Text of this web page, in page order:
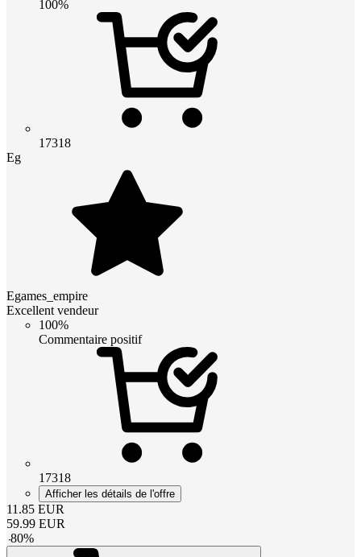
100%
17318
Eg
Egames_empire
Excellent vendeur
100%
Commentaire positif
17318
Afficher les détails de l'offre
11.85 EUR
59.99 EUR
-80%